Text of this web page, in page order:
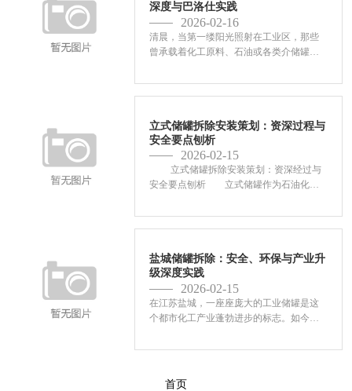
深度与巴洛仕实践
2026-02-16
清晨，当第一缕阳光照射在工业区，那些
曾承载着化工原料、石油或各类介储罐静
提高，这些“钢铁巨人”的退役与拆除被提
上。但是，拆除现场绝非简单的“大卸八
立式储罐拆除安装策划：资深过程与
安全要点刨析
2026-02-15
立式储罐拆除安装策划：资深经过与
安全要点刨析 立式储罐作为石油化
与安装作业的规范性和安全性直接关系到
项目进度、人员安...
盐城储罐拆除：安全、环保与产业升
级深度实践
2026-02-15
在江苏盐城，一座座庞大的工业储罐是这
个都市化工产业蓬勃进步的标志。如今，
局的调整，盐城储罐 已从一项单纯的工程
标准和复杂项目治理
首页